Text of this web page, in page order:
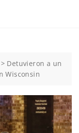
> Detuvieron a un
Wisconsin